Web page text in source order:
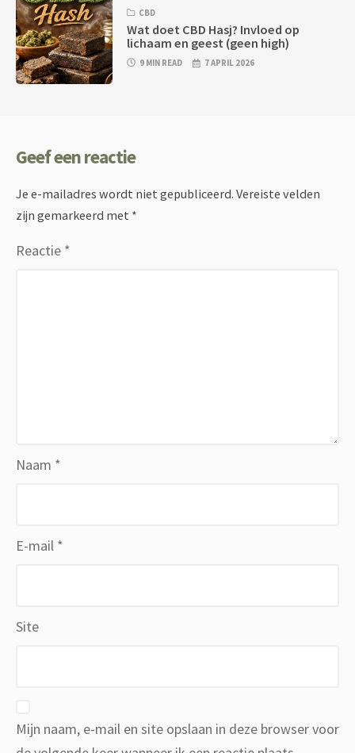
CBD
Wat doet CBD Hasj? Invloed op
lichaam en geest (geen high)
9 MIN READ 7 APRIL 2026
Geef een reactie
Je e-mailadres wordt niet gepubliceerd. Vereiste velden
zijn gemarkeerd met *
Reactie *
Naam *
E-mail *
Site
Mijn naam, e-mail en site opslaan in deze browser voor